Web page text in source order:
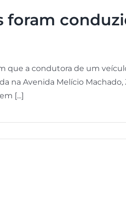
foram
que a condutora de um
na Avenida Melício Machado,
[...]